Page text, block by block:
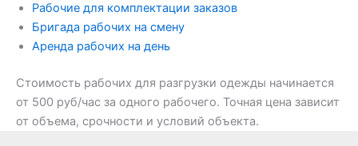
Рабочие для комплектации заказов
Бригада рабочих на смену
Аренда рабочих на день
Стоимость рабочих для разгрузки одежды начинается
от 500 руб/час за одного рабочего. Точная цена зависит
от объема, срочности и условий объекта.